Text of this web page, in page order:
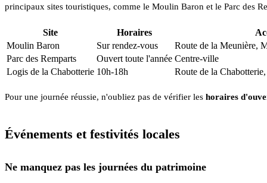
principaux sites touristiques, comme le Moulin Baron et le Parc des
Site Horaires
Moulin Baron
Sur rendez-vous
Route de la Meunière,
Parc des Remparts
Ouvert toute l'année Centre-ville
Logis de la Chabotterie 10h-18h Route de la
Pour une journée réussie, n'oubliez pas de vérifier les horaires
Événements et festivités locales
Ne manquez pas les journées du patrimoine